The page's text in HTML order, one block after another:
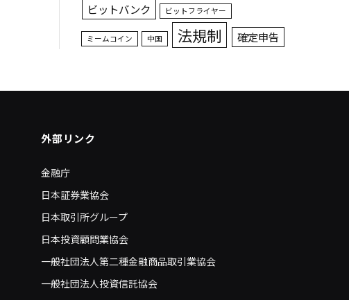
ビットバンク ビットフライヤー
ミームコイン 中国 法規制 確定申告
外部リンク
金融庁
日本証券業協会
日本取引所グループ
日本投資顧問業協会
一般社団法人第二種金融商品取引業協会
一般社団法人投資信託協会